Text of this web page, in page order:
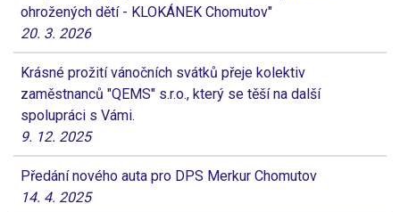
ohrožených dětí - KLOKÁNEK Chomutov"
20. 3. 2026
Krásné prožití vánočních svátků přeje kolektiv
zaměstnanců "QEMS" s.r.o., který se těší na další
spolupráci s Vámi.
9. 12. 2025
Předání nového auta pro DPS Merkur Chomutov
14. 4. 2025